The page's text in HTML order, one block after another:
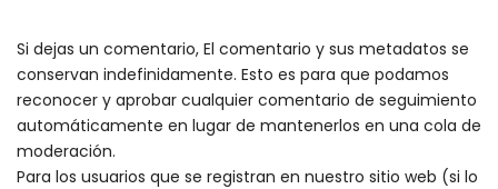
Si dejas un comentario, El comentario y sus metadatos se
conservan indefinidamente. Esto es para que podamos
reconocer y aprobar cualquier comentario de seguimiento
automáticamente en lugar de mantenerlos en una cola de
moderación.
Para los usuarios que se registran en nuestro sitio web (si lo